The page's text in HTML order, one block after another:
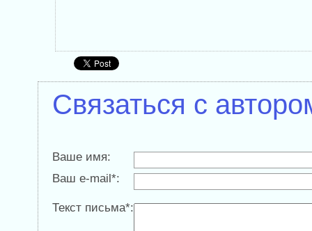
Связаться с
Ваше имя:
Ваш e-mail*:
Текст письма*: